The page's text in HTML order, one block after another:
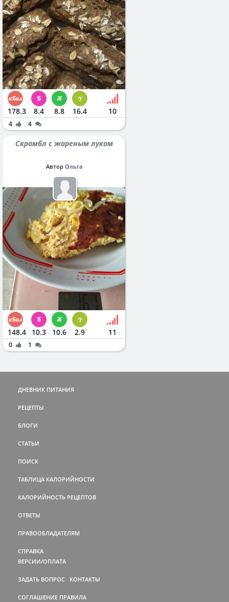
178.3 8.4 8.8 16.4 10
4 4
Скрамбл с жареным луком
Автор Ольга
148.4 10.3 10.6 2.9 11
0 1
ДНЕВНИК ПИТАНИЯ
РЕЦЕПТЫ
БЛОГИ
СТАТЬИ
ПОИСК
ТАБЛИЦА КАЛОРИЙНОСТИ
КАЛОРИЙНОСТЬ РЕЦЕПТОВ
ОТВЕТЫ
ПРАВООБЛАДАТЕЛЯМ
СПРАВКА
ВЕРСИИ/ОПЛАТА
ЗАДАТЬ ВОПРОС КОНТАКТЫ
СОГЛАШЕНИЕ ПРАВИЛА